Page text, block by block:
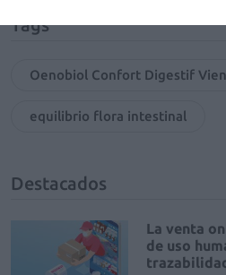
Tags
Oenobiol Confort Digestif
equilibrio flora intestinal
Destacados
La venta
de uso